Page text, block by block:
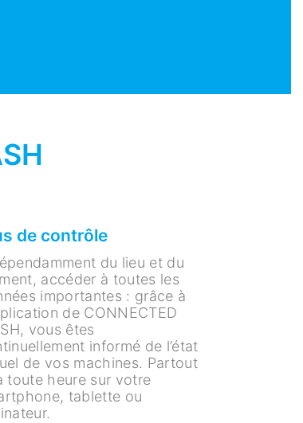
de contrôle
du lieu et du
accéder à toutes les
importantes : grâce à
de CONNECTED
vous êtes
informé de l’état
de vos machines. Partout
toute heure sur votre
tablette ou